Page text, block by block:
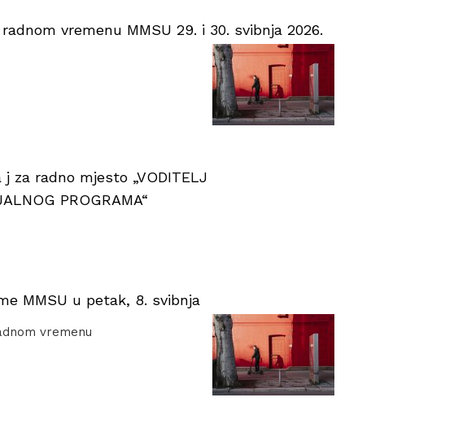
vremenu MMSU 29. i 30. svibnja 2026.
za radno mjesto „VODITELJ
PROGRAMA“
MMSU u petak, 8. svibnja
vremenu